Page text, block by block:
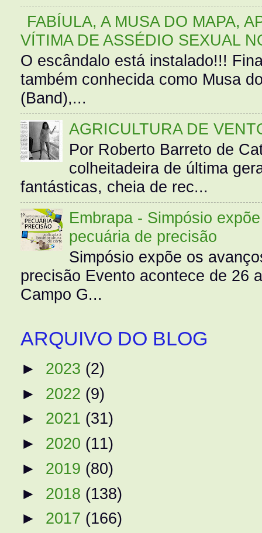
FABÍULA, A MUSA DO MAPA,
VÍTIMA DE ASSÉDIO SEXUAL
O escândalo está instalado!!!
também conhecida como Musa
(Band),...
AGRICULTURA DE
Por Roberto Barreto de
colheitadeira de última
fantásticas, cheia de rec...
Embrapa - Simpósio
pecuária de precisão
Simpósio expõe os
precisão Evento acontece de 26
Campo G...
ARQUIVO DO BLOG
► 2023 (2)
► 2022 (9)
► 2021 (31)
► 2020 (11)
► 2019 (80)
► 2018 (138)
► 2017 (166)